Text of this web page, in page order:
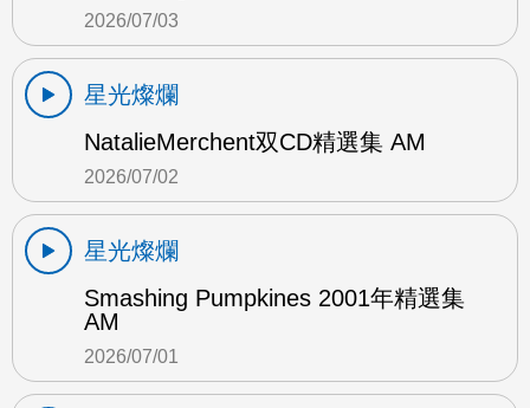
2026/07/03
星光燦爛
NatalieMerchent双CD精選集 AM
2026/07/02
星光燦爛
Smashing Pumpkines 2001年精選集
AM
2026/07/01